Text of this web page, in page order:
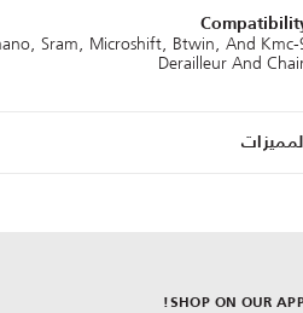
Sram, Microshift, Btwin, And Kmc
Derailleur And
المميزات
SHOP ON OUR